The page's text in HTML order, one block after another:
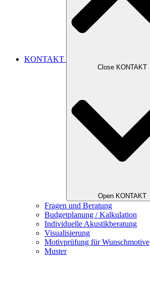
KONTAKT
Close KONTAKT
Open KONTAKT
Fragen und Beratung
Budgetplanung / Kalkulation
Individuelle Akustikberatung
Visualisierung
Motivprüfung für Wunschmotive
Muster